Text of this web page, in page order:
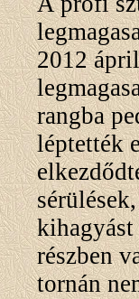
2012
rangba
léptették
kihagyást
részben
tornán